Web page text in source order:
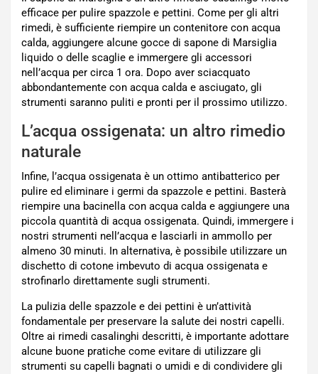
efficace per pulire spazzole e pettini. Come per gli altri
rimedi, è sufficiente riempire un contenitore con acqua
calda, aggiungere alcune gocce di sapone di Marsiglia
liquido o delle scaglie e immergere gli accessori
nell’acqua per circa 1 ora. Dopo aver sciacquato
abbondantemente con acqua calda e asciugato, gli
strumenti saranno puliti e pronti per il prossimo utilizzo.
L’acqua ossigenata: un altro rimedio
naturale
Infine, l’acqua ossigenata è un ottimo antibatterico per
pulire ed eliminare i germi da spazzole e pettini. Basterà
riempire una bacinella con acqua calda e aggiungere una
piccola quantità di acqua ossigenata. Quindi, immergere i
nostri strumenti nell’acqua e lasciarli in ammollo per
almeno 30 minuti. In alternativa, è possibile utilizzare un
dischetto di cotone imbevuto di acqua ossigenata e
strofinarlo direttamente sugli strumenti.
La pulizia delle spazzole e dei pettini è un’attività
fondamentale per preservare la salute dei nostri capelli.
Oltre ai rimedi casalinghi descritti, è importante adottare
alcune buone pratiche come evitare di utilizzare gli
strumenti su capelli bagnati o umidi e di condividere gli